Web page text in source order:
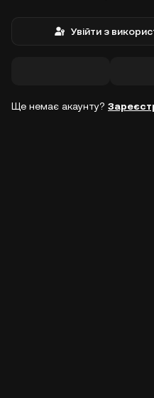
Увійти з
Ще немає акаунту?